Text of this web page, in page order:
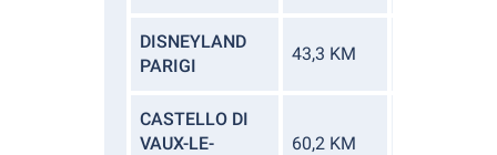
DISNEYLAND
PARIGI
43,3 KM
CASTELLO DI
VAUX-LE-
60,2 KM